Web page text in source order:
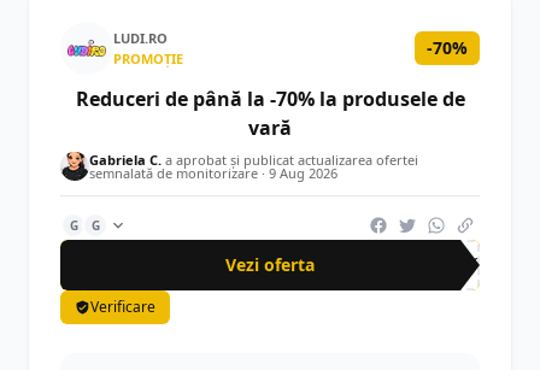
LUDI.RO
PROMOȚIE
-70%
Reduceri de până la -70% la produsele de
vară
Gabriela C. a aprobat și publicat actualizarea ofertei
semnalată de monitorizare · 9 Aug 2026
G G
Vezi oferta -70%
Verificare